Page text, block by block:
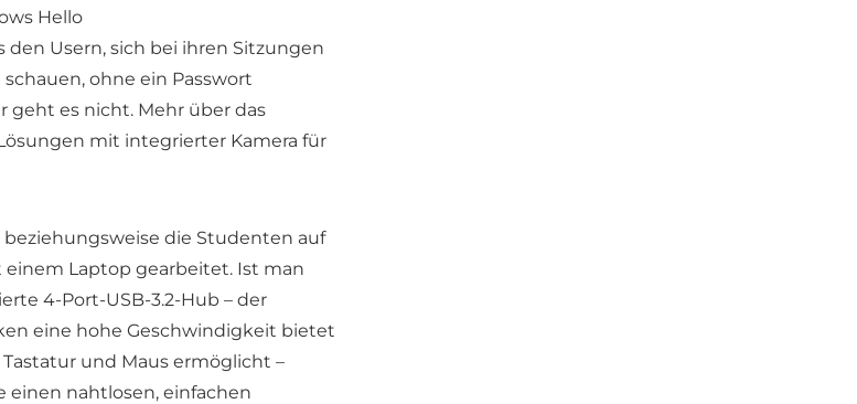
Hello
Usern, sich bei ihren Sitzungen
ohne ein Passwort
geht es nicht. Mehr über das
mit integrierter Kamera für
die Studenten auf
Laptop gearbeitet. Ist man
4-Port-USB-3.2-Hub – der
eine hohe Geschwindigkeit bietet
und Maus ermöglicht –
einen nahtlosen, einfachen